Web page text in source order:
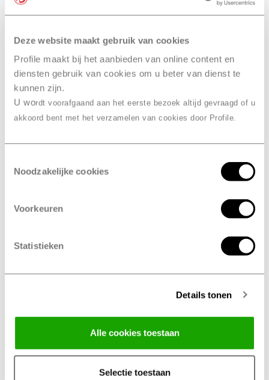
Deze website maakt gebruik van cookies
Profile maakt bij het aanbieden van online content en
diensten gebruik van cookies om u beter van dienst te
kunnen zijn.
U wordt voorafgaand aan het eerste bezoek altijd gevraagd of u
akkoord bent met het verzamelen van cookies door Profile.
Noodzakelijke cookies
Voorkeuren
Statistieken
Details tonen
Alle cookies toestaan
Selectie toestaan
Ook slim… jebandenwissel
combinerenmet een
onderhoudsbeurt bij Profile
Wijk en Aalburg, Altena
ofAPK. Je hoeft dan maar één afspraak te maken in
plaats van drie. En dan hoef je maar één keer naar
Profile Wijk en Aalburg, Altena te komen. Daarna is je
bij Profile Wijk en Aalburg,
De wettelijke minimaleprofieldiepte